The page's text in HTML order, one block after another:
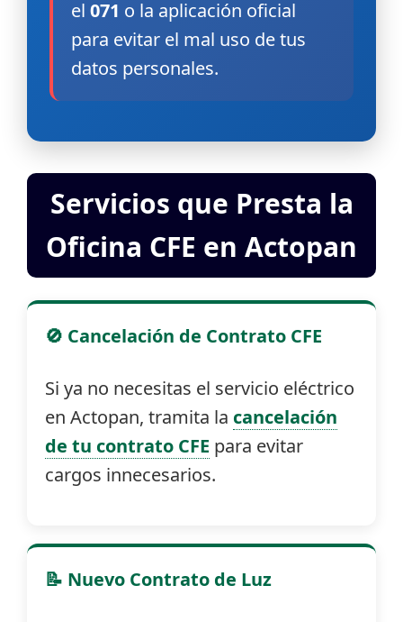
el 071 o la aplicación oficial
para evitar el mal uso de tus
datos personales.
Servicios que Presta la
Oficina CFE en Actopan
🚫 Cancelación de Contrato CFE
Si ya no necesitas el servicio eléctrico
en Actopan, tramita la cancelación
de tu contrato CFE para evitar
cargos innecesarios.
📝 Nuevo Contrato de Luz